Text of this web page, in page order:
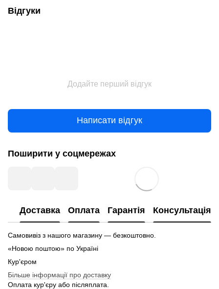
Відгуки
Додайте перший відгук
Написати відгук
Поширити у соцмережах
Доставка Оплата Гарантія Консультація
Самовивіз з нашого магазину — безкоштовно.
«Новою поштою» по Україні
Кур'єром
Більше інформації про доставку
Оплата кур'єру або післяплата.